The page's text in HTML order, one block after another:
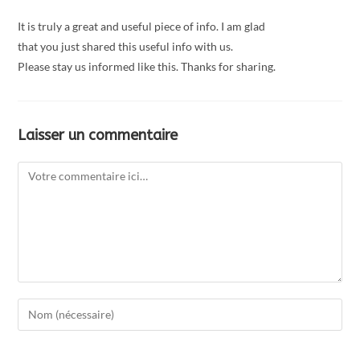
It is truly a great and useful piece of info. I am glad
that you just shared this useful info with us.
Please stay us informed like this. Thanks for sharing.
Laisser un commentaire